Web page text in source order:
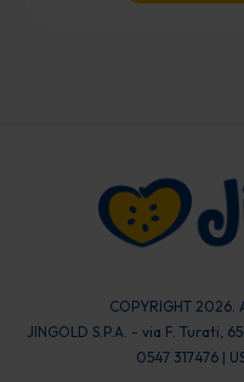
COPYRIGHT 2026.
JINGOLD S.P.A. - via F. Turati,
0547 317476 |